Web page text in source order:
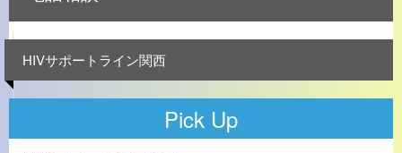
HIVサポートライン関西
Pick Up